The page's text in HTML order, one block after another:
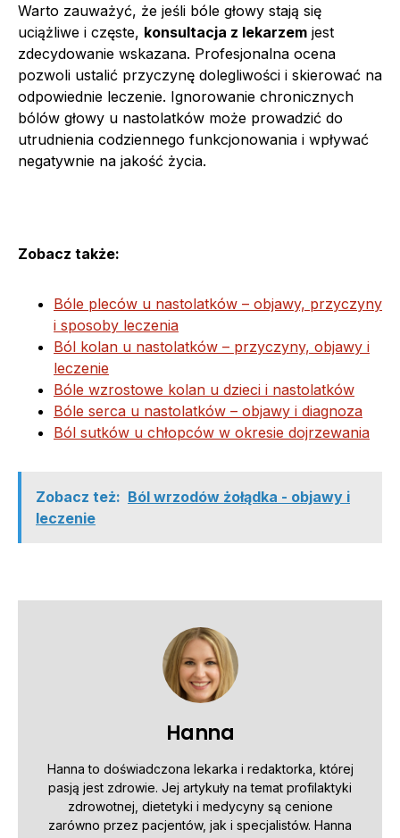
Warto zauważyć, że jeśli bóle głowy stają się
uciążliwe i częste, konsultacja z lekarzem jest
zdecydowanie wskazana. Profesjonalna ocena
pozwoli ustalić przyczynę dolegliwości i skierować na
odpowiednie leczenie. Ignorowanie chronicznych
bólów głowy u nastolatków może prowadzić do
utrudnienia codziennego funkcjonowania i wpływać
negatywnie na jakość życia.
Zobacz także:
Bóle pleców u nastolatków – objawy, przyczyny
i sposoby leczenia
Ból kolan u nastolatków – przyczyny, objawy i
leczenie
Bóle wzrostowe kolan u dzieci i nastolatków
Bóle serca u nastolatków – objawy i diagnoza
Ból sutków u chłopców w okresie dojrzewania
Zobacz też: Ból wrzodów żołądka - objawy i
leczenie
Hanna
Hanna to doświadczona lekarka i redaktorka, której
pasją jest zdrowie. Jej artykuły na temat profilaktyki
zdrowotnej, dietetyki i medycyny są cenione
zarówno przez pacjentów, jak i specjalistów. Hanna